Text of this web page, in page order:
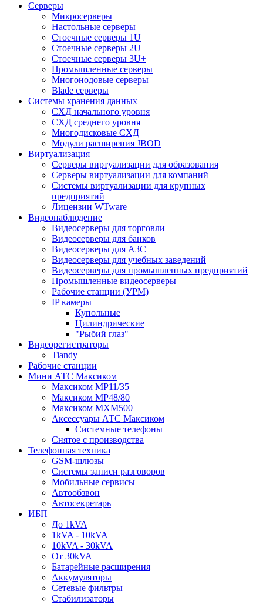
Серверы
Микросерверы
Настольные серверы
Стоечные серверы 1U
Стоечные серверы 2U
Стоечные серверы 3U+
Промышленные серверы
Многонодовые серверы
Blade серверы
Системы хранения данных
СХД начального уровня
СХД среднего уровня
Многодисковые СХД
Модули расширения JBOD
Виртуализация
Серверы виртуализации для образования
Серверы виртуализации для компаний
Системы виртуализации для крупных
предприятий
Лицензии WTware
Видеонаблюдение
Видеосерверы для торговли
Видеосерверы для банков
Видеосерверы для АЗС
Видеосерверы для учебных заведений
Видеосерверы для промышленных предприятий
Промышленные видеосерверы
Рабочие станции (УРМ)
IP камеры
Купольные
Цилиндрические
"Рыбий глаз"
Видеорегистраторы
Tiandy
Рабочие станции
Мини АТС Максиком
Максиком MP11/35
Максиком MP48/80
Максиком MXM500
Аксессуары АТС Максиком
Системные телефоны
Снятое с производства
Телефонная техника
GSM-шлюзы
Системы записи разговоров
Мобильные сервисы
Автообзвон
Автосекретарь
ИБП
До 1kVA
1kVA - 10kVA
10kVA - 30kVA
От 30kVA
Батарейные расширения
Аккумуляторы
Сетевые фильтры
Стабилизаторы